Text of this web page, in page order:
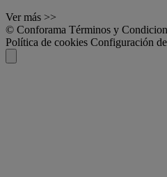
Ver más >>
© Conforama Términos y
Política de cookies Configuración